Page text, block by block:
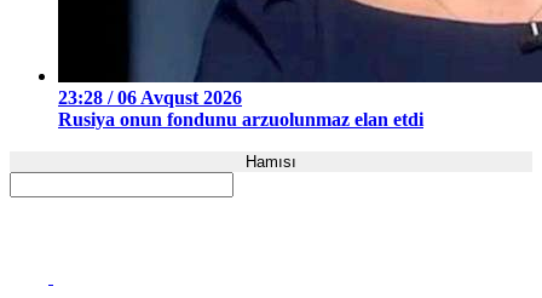
23:28 / 06 Avqust 2026
Rusiya onun fondunu arzuolunmaz elan etdi
Hamısı